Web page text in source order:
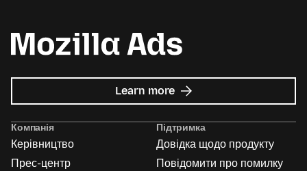
Learn more about
Mozilla
Компанія
Керівництво
Прес-центр
Підтримка
Довідка щодо продукту
Повідомити про помилку